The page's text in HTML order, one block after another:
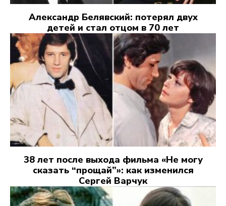
Александр Белявский: потерял двух
детей и стал отцом в 70 лет
38 лет после выхода фильма «Не могу
сказать “прощай”»: как изменился
Сергей Варчук